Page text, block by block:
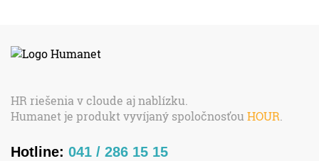
HR riešenia v cloude aj nablízku.
Humanet je produkt vyvíjaný spoločnosťou HOUR
Hotline: 041 / 286 15 15